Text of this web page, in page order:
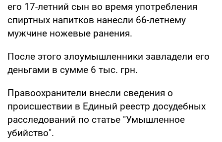
его 17-летний сын во время употребления
спиртных напитков нанесли 66-летнему
мужчине ножевые ранения.
После этого злоумышленники завладели его
деньгами в сумме 6 тыс. грн.
Правоохранители внесли сведения о
происшествии в Единый реестр досудебных
расследований по статье "Умышленное
убийство".